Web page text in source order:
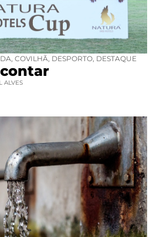
, COVILHÃ, DESPORTO, DESTAQUE
ALVES